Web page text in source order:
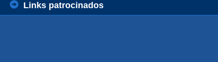
Links patrocinados